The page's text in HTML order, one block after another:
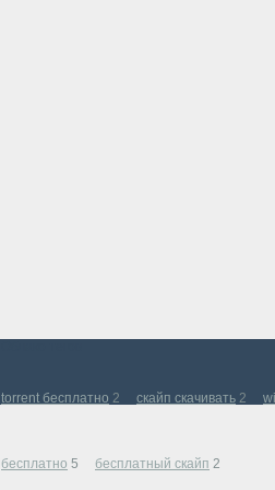
torrent бесплатно 2 скайп скачивать 2
бесплатно 5 бесплатный скайп 2